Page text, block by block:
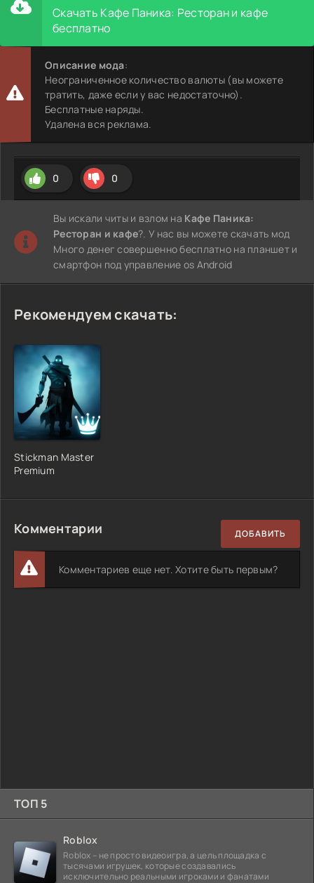
ТОП 5
Roblox
Roblox – не просто видеоигра, а цель площадка с
тысячами игрушек, которые создавались
исключительно реальными игроками и фанатами
Скачать Кафе Паника: Ресторан и кафе
бесплатно
Описание мода:
Неограниченное количество валюты (вы можете
тратить, даже если у вас недостаточно).
Бесплатные наряды.
Удалена вся реклама.
0 0
Вы искали читы и взлом на Кафе Паника:
Ресторан и кафе?. У нас вы можете скачать мод
Много денег совершенно бесплатно на планшет и
смартфон под управление os Android
Рекомендуем скачать:
Stickman Master
Premium
Комментарии ДОБАВИТЬ
Комментариев еще нет. Хотите быть первым?